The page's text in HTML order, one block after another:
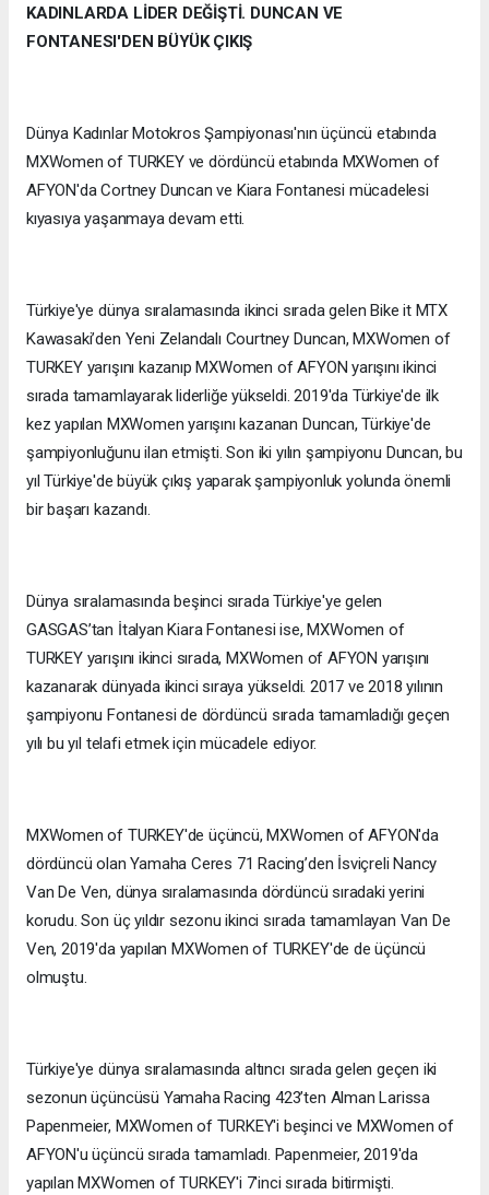
KADINLARDA LİDER DEĞİŞTİ. DUNCAN VE
FONTANESI'DEN BÜYÜK ÇIKIŞ
Dünya Kadınlar Motokros Şampiyonası'nın üçüncü etabında
MXWomen of TURKEY ve dördüncü etabında MXWomen of
AFYON'da Cortney Duncan ve Kiara Fontanesi mücadelesi
kıyasıya yaşanmaya devam etti.
Türkiye'ye dünya sıralamasında ikinci sırada gelen Bike it MTX
Kawasaki’den Yeni Zelandalı Courtney Duncan, MXWomen of
TURKEY yarışını kazanıp MXWomen of AFYON yarışını ikinci
sırada tamamlayarak liderliğe yükseldi. 2019'da Türkiye'de ilk
kez yapılan MXWomen yarışını kazanan Duncan, Türkiye'de
şampiyonluğunu ilan etmişti. Son iki yılın şampiyonu Duncan, bu
yıl Türkiye'de büyük çıkış yaparak şampiyonluk yolunda önemli
bir başarı kazandı.
Dünya sıralamasında beşinci sırada Türkiye'ye gelen
GASGAS’tan İtalyan Kiara Fontanesi ise, MXWomen of
TURKEY yarışını ikinci sırada, MXWomen of AFYON yarışını
kazanarak dünyada ikinci sıraya yükseldi. 2017 ve 2018 yılının
şampiyonu Fontanesi de dördüncü sırada tamamladığı geçen
yılı bu yıl telafi etmek için mücadele ediyor.
MXWomen of TURKEY'de üçüncü, MXWomen of AFYON'da
dördüncü olan Yamaha Ceres 71 Racing’den İsviçreli Nancy
Van De Ven, dünya sıralamasında dördüncü sıradaki yerini
korudu. Son üç yıldır sezonu ikinci sırada tamamlayan Van De
Ven, 2019'da yapılan MXWomen of TURKEY'de de üçüncü
olmuştu.
Türkiye'ye dünya sıralamasında altıncı sırada gelen geçen iki
sezonun üçüncüsü Yamaha Racing 423’ten Alman Larissa
Papenmeier, MXWomen of TURKEY'i beşinci ve MXWomen of
AFYON'u üçüncü sırada tamamladı. Papenmeier, 2019'da
yapılan MXWomen of TURKEY'i 7'inci sırada bitirmişti.